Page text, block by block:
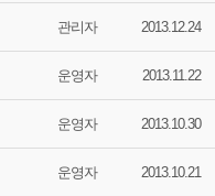
관리자 2013.12.24
운영자 2013.11.22
운영자 2013.10.30
운영자 2013.10.21